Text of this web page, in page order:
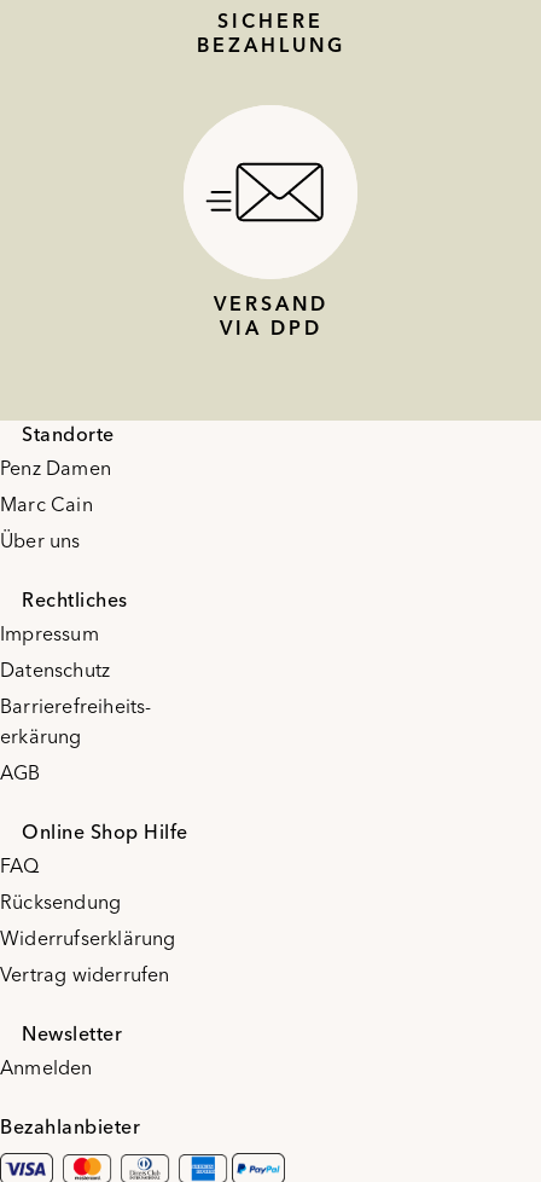
SICHERE
BEZAHLUNG
VERSAND
VIA DPD
Standorte
Penz Damen
Marc Cain
Über uns
Rechtliches
Impressum
Datenschutz
Barrierefreiheits-
erkärung
AGB
Online Shop Hilfe
FAQ
Rücksendung
Widerrufserklärung
Vertrag widerrufen
Newsletter
Anmelden
Bezahlanbieter